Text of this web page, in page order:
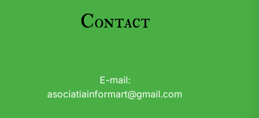
Contact
E-mail:
asociatiainformart@gmail.com